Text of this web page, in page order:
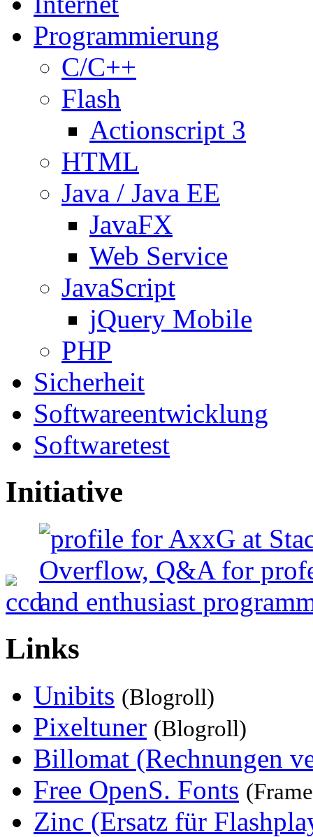
Programmierung
C/C++
Flash
Actionscript 3
HTML
Java / Java EE
JavaFX
Web Service
JavaScript
jQuery Mobile
PHP
Sicherheit
Softwareentwicklung
Softwaretest
Initiative
Links
Unibits (Blogroll)
Pixeltuner (Blogroll)
Billomat (Rechnungen
Free OpenS. Fonts
Zinc (Ersatz für